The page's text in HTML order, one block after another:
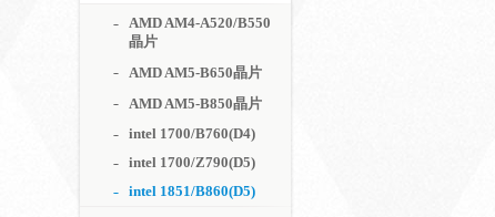
AMD AM4-A520/B550
晶片
AMD AM5-B650晶片
AMD AM5-B850晶片
intel 1700/B760(D4)
intel 1700/Z790(D5)
intel 1851/B860(D5)